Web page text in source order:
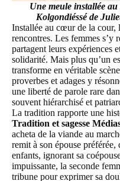
Une meule installée au
Kolgondiéssé de
Installée au cœur de la cour,
rencontres. Les femmes s’y
partagent leurs expériences
solidarité. Mais plus qu’un
transforme en véritable
proverbes et adages y
une liberté de parole rare
souvent hiérarchisé et
La tradition rapporte une
Tradition et sagesse
acheta de la viande au
remit à son épouse
enfants, ignorant sa
impuissante, la seconde
tribune pour exprimer sa